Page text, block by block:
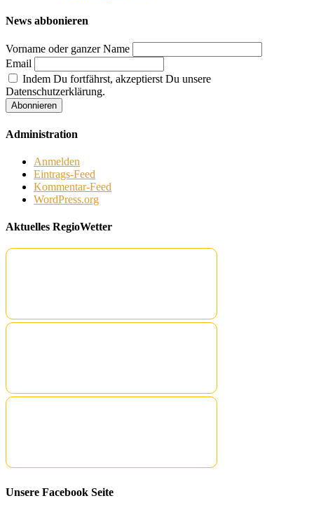
News abbonieren
Vorname oder ganzer Name
Email
Indem Du fortfährst, akzeptierst Du unsere
Datenschutzerklärung.
Administration
Anmelden
Eintrags-Feed
Kommentar-Feed
WordPress.org
Aktuelles RegioWetter
Unsere Facebook Seite